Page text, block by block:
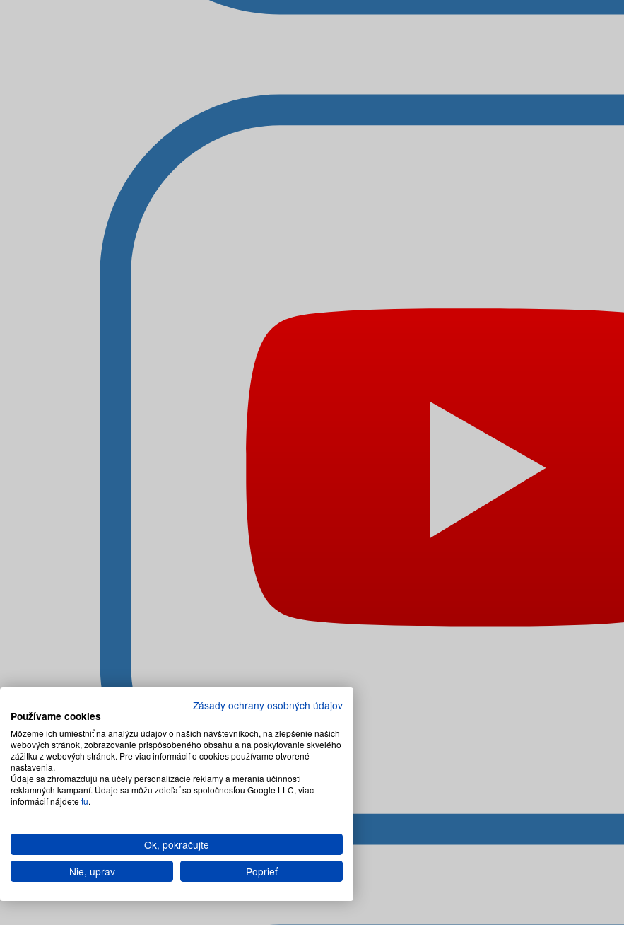
Zásady ochrany osobných údajov
Používame cookies
Môžeme ich umiestniť na analýzu údajov o našich návštevníkoch, na zlepšenie našich
webových stránok, zobrazovanie prispôsobeného obsahu a na poskytovanie skvelého
zážitku z webových stránok. Pre viac informácií o cookies používame otvorené
nastavenia.
Údaje sa zhromažďujú na účely personalizácie reklamy a merania účinnosti
reklamných kampaní. Údaje sa môžu zdieľať so spoločnosťou Google LLC, viac
informácií nájdetetu.
Ok, pokračujte
Nie, uprav
Poprieť